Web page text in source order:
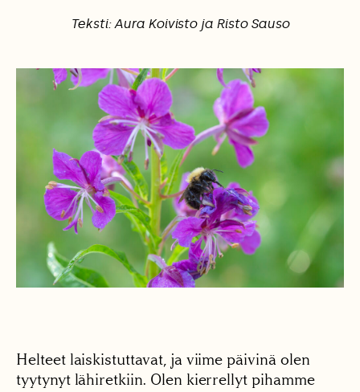
Teksti: Aura Koivisto ja Risto Sauso
Helteet laiskistuttavat, ja viime päivinä olen
tyytynyt lähiretkiin. Olen kierrellyt pihamme